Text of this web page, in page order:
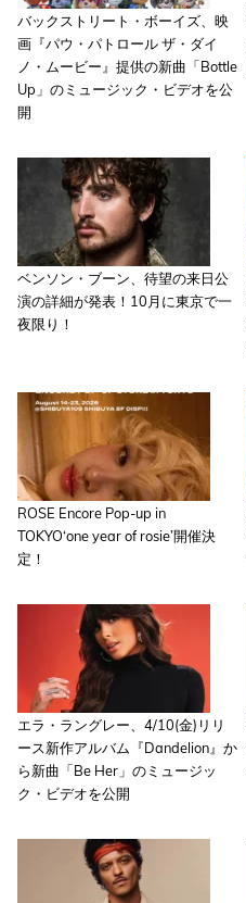
バックストリート・ボーイズ、映
画『パウ・パトロール ザ・ダイ
ノ・ムービー』提供の新曲「Bottle
Up」のミュージック・ビデオを公
開
ベンソン・ブーン、待望の来日公
演の詳細が発表！10月に東京で一
夜限り！
ROSE Encore Pop-up in
TOKYO‘one year of rosie’開催決
定！
エラ・ラングレー、4/10(金)リリ
ース新作アルバム『Dandelion』か
ら新曲「Be Her」のミュージッ
ク・ビデオを公開